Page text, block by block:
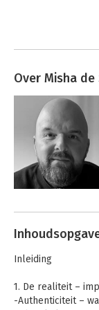
Over Misha de
Andere
Sterke
Inleiding
1. De realiteit –
-Authenticiteit –